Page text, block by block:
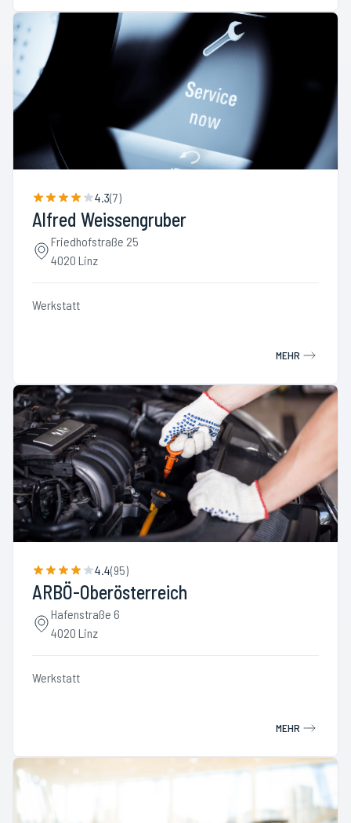
4.3(7)
Alfred Weissengruber
Friedhofstraße 25
4020 Linz
Werkstatt
MEHR
4.4(95)
ARBÖ-Oberösterreich
Hafenstraße 6
4020 Linz
Werkstatt
MEHR